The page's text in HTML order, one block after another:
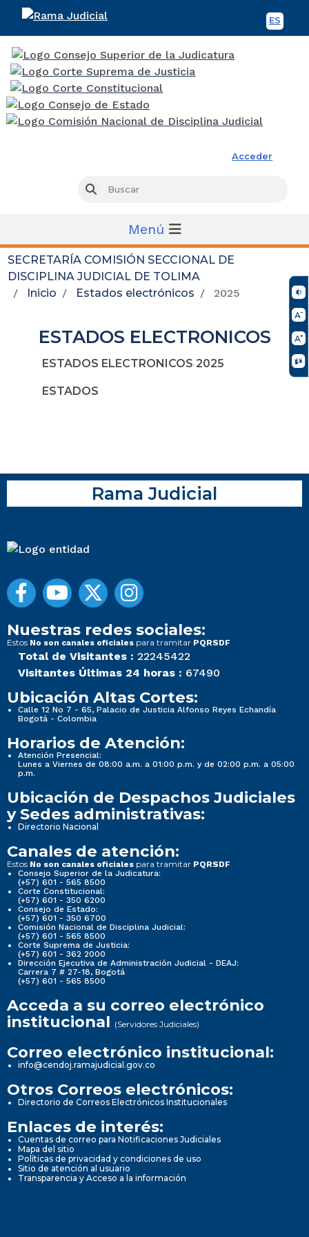
ES
Acceder
Buscar
Menú
SECRETARÍA COMISIÓN SECCIONAL DE
DISCIPLINA JUDICIAL DE TOLIMA
Inicio
Estados electrónicos 2025
ESTADOS ELECTRONICOS
ESTADOS ELECTRONICOS 2025
ESTADOS
Rama Judicial
Nuestras redes sociales:
Estos No son canales oficiales para tramitar PQRSDF
Total de Visitantes : 22245422
Visitantes Últimas 24 horas : 67490
Ubicación Altas Cortes:
Calle 12 No 7 - 65, Palacio de Justicia Alfonso Reyes Echandía
Bogotá - Colombia
Horarios de Atención:
Atención Presencial:
Lunes a Viernes de 08:00 a.m. a 01:00 p.m. y de 02:00 p.m. a 05:00
p.m.
Ubicación de Despachos Judiciales
y Sedes administrativas:
Directorio Nacional
Canales de atención:
Estos No son canales oficiales para tramitar PQRSDF
Consejo Superior de la Judicatura:
(+57) 601 - 565 8500
Corte Constitucional:
(+57) 601 - 350 6200
Consejo de Estado:
(+57) 601 - 350 6700
Comisión Nacional de Disciplina Judicial:
(+57) 601 - 565 8500
Corte Suprema de Justicia:
(+57) 601 - 362 2000
Dirección Ejecutiva de Administración Judicial - DEAJ:
Carrera 7 # 27-18, Bogotá
(+57) 601 - 565 8500
Acceda a su correo electrónico
institucional (Servidores Judiciales)
Correo electrónico institucional:
info@cendoj.ramajudicial.gov.co
Otros Correos electrónicos:
Directorio de Correos Electrónicos Institucionales
Enlaces de interés:
Cuentas de correo para Notificaciones Judiciales
Mapa del sitio
Políticas de privacidad y condiciones de uso
Sitio de atención al usuario
Transparencia y Acceso a la información